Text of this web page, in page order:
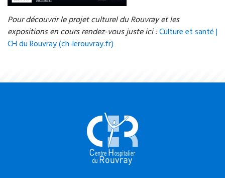
Pour découvrir le projet culturel du Rouvray et les
expositions en cours rendez-vous juste ici :Culture et santé |
CH du Rouvray (ch-lerouvray.fr)